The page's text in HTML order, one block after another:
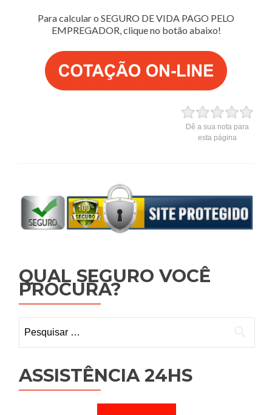
Para calcular o SEGURO DE VIDA PAGO PELO
EMPREGADOR, clique no botão abaixo!
Dê a sua nota para
esta página
QUAL SEGURO VOCÊ
PROCURA?
por:
ASSISTÊNCIA 24HS